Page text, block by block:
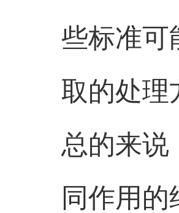
些标准可
取的处理
总的来说
同作用